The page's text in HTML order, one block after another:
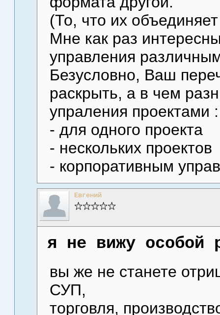
(То, что их
Мне как раз
управления
Безусловно, Ваш
раскрыть, а в чем
упраления проектами :
- для одного проекта
- нескольких проектов
- корпоративным
Евгений
я не вижу особой
вы же не станете
СУП,
торговля,